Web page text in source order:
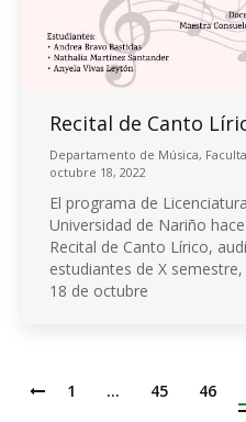
Recital de Canto
Departamento de Música,
octubre 18, 2022
El programa de
Universidad de Nariño
Recital de Canto Lírico,
estudiantes de X
18 de octubre
1 … 45 46